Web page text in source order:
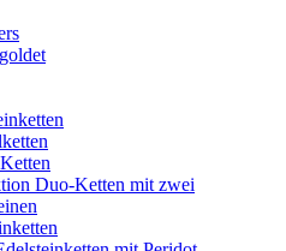
Duo-Ketten mit zwei